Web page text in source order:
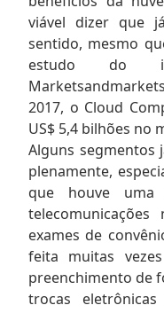
viável dizer que
sentido, mesmo
estudo do
2017, o Cloud
US$ 5,4 bilhões no
Alguns segmentos
plenamente,
que houve
exames de
feita muitas
preenchimento de
trocas